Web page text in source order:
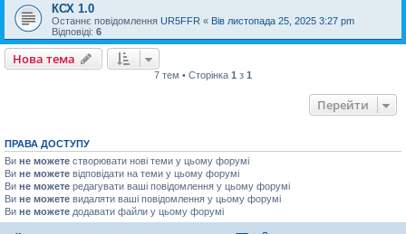
КСХ 1.0
Останнє повідомлення UR5FFR « Вів листопада 25, 2025 3:27 pm
Відповіді: 6
Нова тема
7 тем • Сторінка 1 з 1
Перейти
ПРАВА ДОСТУПУ
Ви не можете створювати нові теми у цьому форумі
Ви не можете відповідати на теми у цьому форумі
Ви не можете редагувати ваші повідомлення у цьому форумі
Ви не можете видаляти ваші повідомлення у цьому форумі
Ви не можете додавати файли у цьому форумі